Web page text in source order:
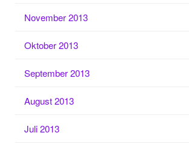
November 2013
Oktober 2013
September 2013
August 2013
Juli 2013